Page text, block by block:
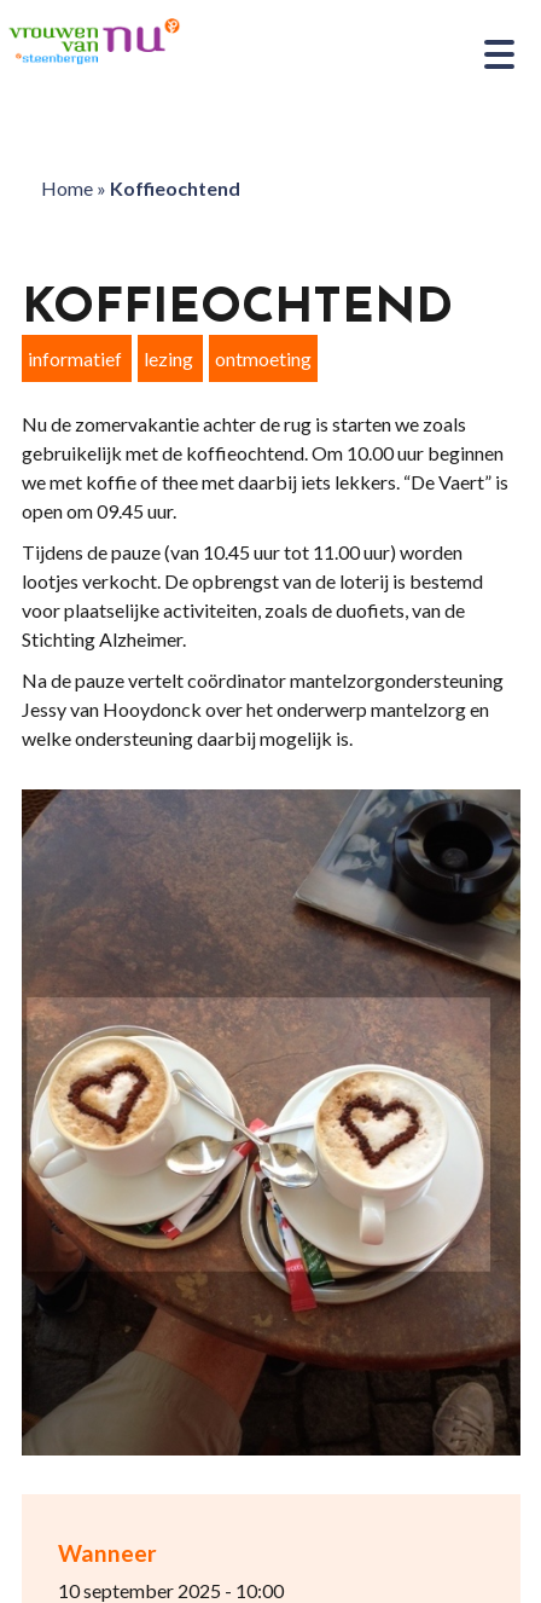
Home» Koffieochtend
Wanneer
10 september 2025 - 10:00
KOFFIEOCHTEND
informatief lezing ontmoeting
Nu de zomervakantie achter de rug is starten we zoals
gebruikelijk met de koffieochtend. Om 10.00 uur beginnen
we met koffie of thee met daarbij iets lekkers. “De Vaert” is
open om 09.45 uur.
Tijdens de pauze (van 10.45 uur tot 11.00 uur) worden
lootjes verkocht. De opbrengst van de loterij is bestemd
voor plaatselijke activiteiten, zoals de duofiets, van de
Stichting Alzheimer.
Na de pauze vertelt coördinator mantelzorgondersteuning
Jessy van Hooydonck over het onderwerp mantelzorg en
welke ondersteuning daarbij mogelijk is.